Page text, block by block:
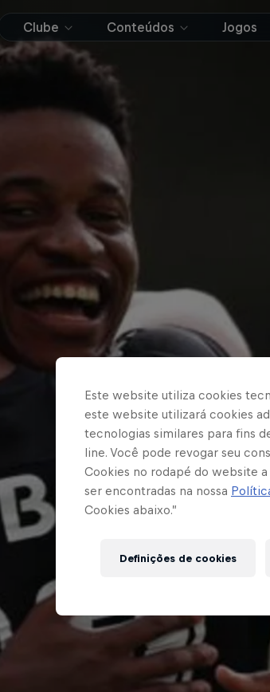
Clube Conteúdos Jogos
Este website utiliza cookies
este website utilizará cookies
tecnologias similares para fins
line. Você pode revogar seu
Cookies no rodapé do website
ser encontradas na nossa
Cookies abaixo.”
Definições de cookies